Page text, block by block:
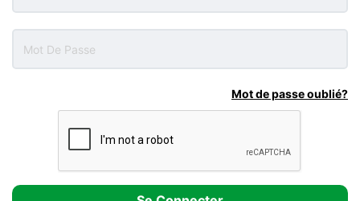
Mot de passe oublié?